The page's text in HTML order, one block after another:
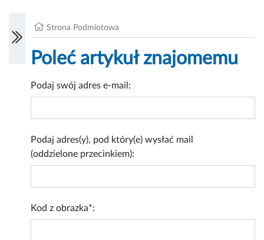
Strona Podmiotowa
Poleć artykuł znajomemu
Podaj swój adres e-mail:
Podaj adres(y), pod który(e) wysłać mail
(oddzielone przecinkiem):
Kod z obrazka*: